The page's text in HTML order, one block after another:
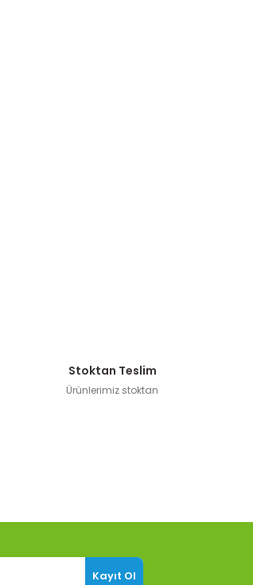
Stoktan Teslim
Ürünlerimiz stoktan
Kayıt Ol